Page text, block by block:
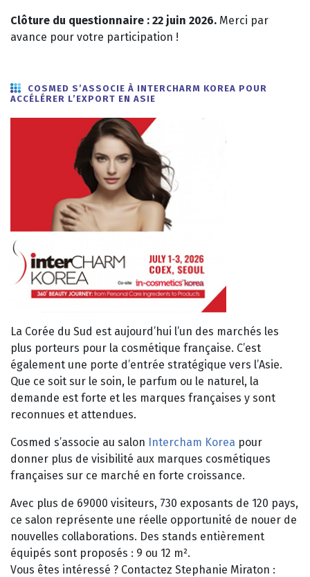
Clôture du questionnaire : 22 juin 2026. Merci par
avance pour votre participation !
COSMED S’ASSOCIE À INTERCHARM KOREA POUR
ACCÉLÉRER L’EXPORT EN ASIE
La Corée du Sud est aujourd’hui l’un des marchés les
plus porteurs pour la cosmétique française. C’est
également une porte d’entrée stratégique vers l’Asie.
Que ce soit sur le soin, le parfum ou le naturel, la
demande est forte et les marques françaises y sont
reconnues et attendues.
Cosmed s’associe au salon Intercham Korea pour
donner plus de visibilité aux marques cosmétiques
françaises sur ce marché en forte croissance.
Avec plus de 69000 visiteurs, 730 exposants de 120 pays,
ce salon représente une réelle opportunité de nouer de
nouvelles collaborations. Des stands entièrement
équipés sont proposés : 9 ou 12 m².
Vous êtes intéressé ? Contactez Stephanie Miraton :